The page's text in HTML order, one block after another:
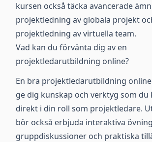
kursen också täcka avancerade
projektledning av globala projekt
projektledning av virtuella team.
Vad kan du förvänta dig av en
projektledarutbildning online?
En bra projektledarutbildning
ge dig kunskap och verktyg som du
direkt i din roll som projektledare.
bör också erbjuda interaktiva
gruppdiskussioner och praktiska